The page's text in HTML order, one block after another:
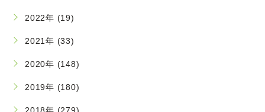
2022年 (19)
2021年 (33)
2020年 (148)
2019年 (180)
2018年 (279)